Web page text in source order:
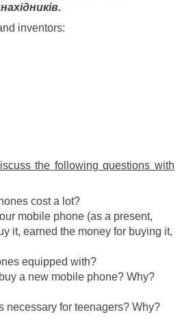
inventors:
the following questions with
cost a lot?
mobile phone (as a present,
it, earned the money for buying it,
equipped with?
a new mobile phone? Why?
necessary for teenagers? Why?